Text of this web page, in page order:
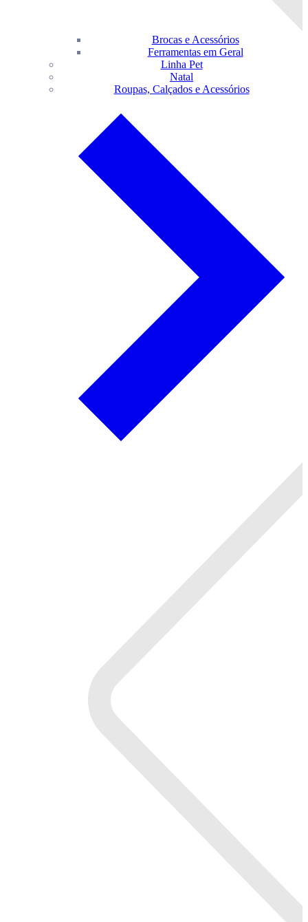
Brocas e Acessórios
Ferramentas em Geral
Linha Pet
Natal
Roupas, Calçados e Acessórios